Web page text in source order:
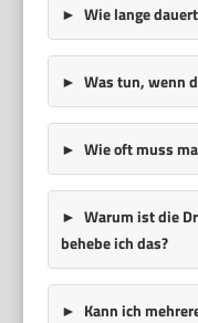
Wie lange
Was tun, wenn
Wie oft muss
Warum ist die
behebe ich das?
Kann ich